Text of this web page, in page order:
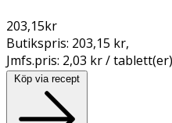
203,15kr
Butikspris: 203,15 kr,
Jmfs.pris: 2,03 kr / tablett(er)
Köp via recept